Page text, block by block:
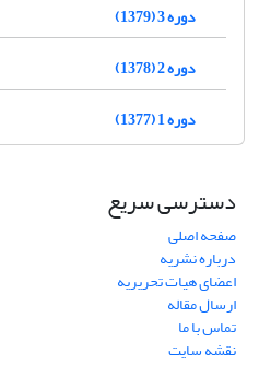
دوره 3 (1379)
دوره 2 (1378)
دوره 1 (1377)
دسترسی سریع
صفحه اصلی
درباره نشریه
اعضای هیات تحریریه
ارسال مقاله
تماس با ما
نقشه سایت